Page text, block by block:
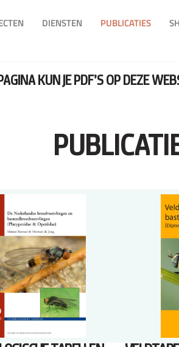
DIENSTEN PUBLICATIES
KUN JE PDF’S OP DEZE